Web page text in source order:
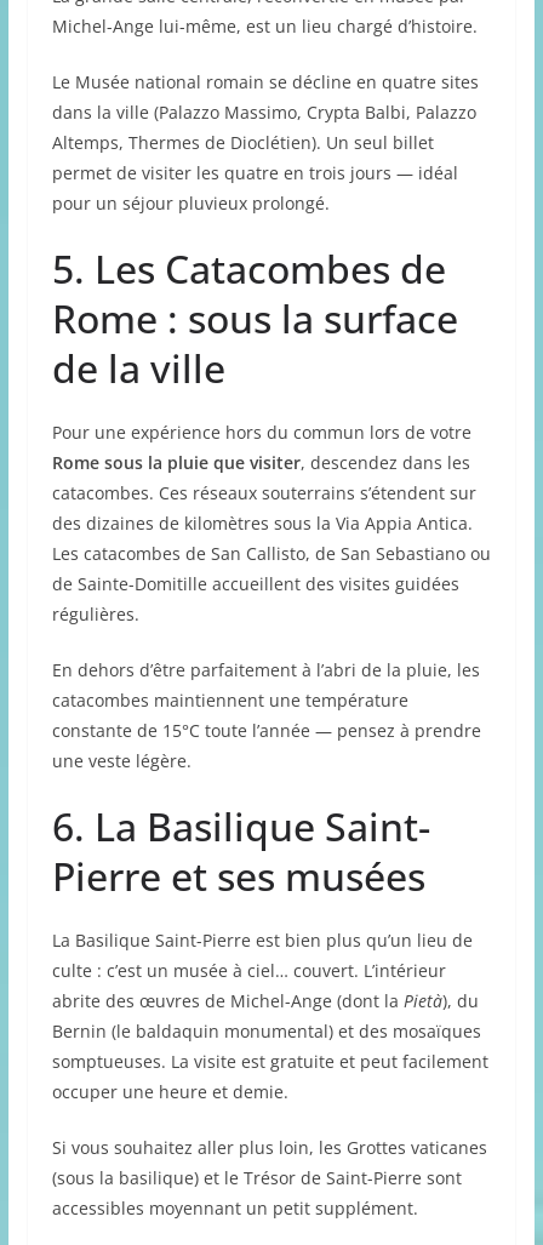
Michel-Ange lui-même, est un lieu chargé d’histoire.
Le Musée national romain se décline en quatre sites
dans la ville (Palazzo Massimo, Crypta Balbi, Palazzo
Altemps, Thermes de Dioclétien). Un seul billet
permet de visiter les quatre en trois jours — idéal
pour un séjour pluvieux prolongé.
5. Les Catacombes de
Rome : sous la surface
de la ville
Pour une expérience hors du commun lors de votre
Rome sous la pluie que visiter, descendez dans les
catacombes. Ces réseaux souterrains s’étendent sur
des dizaines de kilomètres sous la Via Appia Antica.
Les catacombes de San Callisto, de San Sebastiano ou
de Sainte-Domitille accueillent des visites guidées
régulières.
En dehors d’être parfaitement à l’abri de la pluie, les
catacombes maintiennent une température
constante de 15°C toute l’année — pensez à prendre
une veste légère.
6. La Basilique Saint-
Pierre et ses musées
La Basilique Saint-Pierre est bien plus qu’un lieu de
culte : c’est un musée à ciel… couvert. L’intérieur
abrite des œuvres de Michel-Ange (dont la Pietà), du
Bernin (le baldaquin monumental) et des mosaïques
somptueuses. La visite est gratuite et peut facilement
occuper une heure et demie.
Si vous souhaitez aller plus loin, les Grottes vaticanes
(sous la basilique) et le Trésor de Saint-Pierre sont
accessibles moyennant un petit supplément.